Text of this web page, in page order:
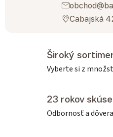
Cabajská
Široký
Vyberte si z
23 rokov
Odbornosť a